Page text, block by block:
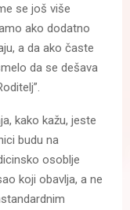
se još više
ako dodatno
a da ako časte
da se dešava
kako kažu, jeste
budu na
osoblje
koji obavlja, a ne